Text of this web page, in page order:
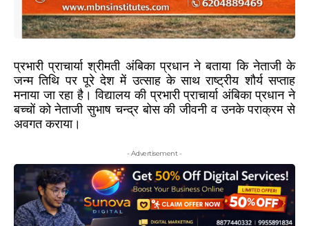
प्रभारी प्राचार्या श्रीमती अंबिका प्रधान ने बताया कि नेताजी के
जन्म तिथि पर पूरे देश में उत्साह के साथ राष्ट्रीय शौर्य सप्ताह
मनाया जा रहा है। विद्यालय की प्रभारी प्राचार्या अंबिका प्रधान ने
बच्चों को नेताजी सुभाष चन्द्र बोस की जीवनी व उनके पराक्रम से
अवगत कराया।
- Advertisement -